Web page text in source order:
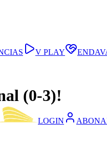
LOGIN
V PLAY
(0-3)!